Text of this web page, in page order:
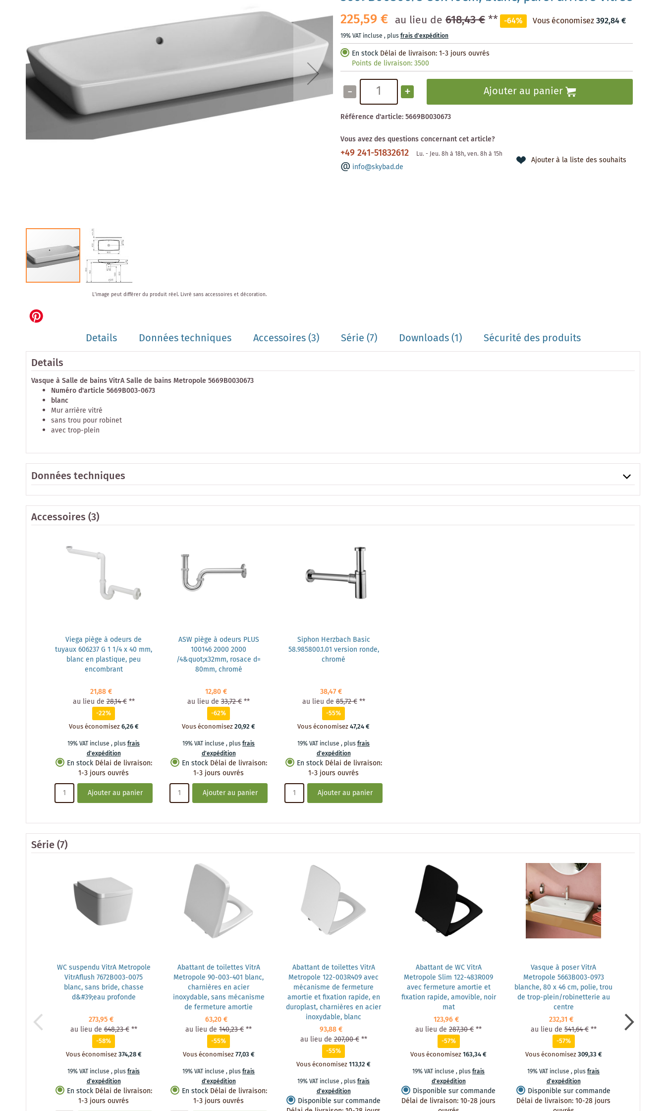
225,59 € au lieu de 618,43 €** -64% Vous économisez392,84 €
19% VAT incluse , plusfrais d'expédition
En stock Délai de livraison: 1-3 jours ouvrés
Points de livraison:3500
- + Ajouter au panier
Référence d'article:5669B0030673
Vous avez des questions concernant cet article?
+49 241-51832612 Lu. - Jeu. 8h à 18h, ven. 8h à 15h
info@skybad.de
Ajouter à la liste des souhaits
the
beginning
gallery
L'image peut différer du produit réel. Livré sans accessoires et décoration.
Details Données techniques Accessoires(3) Série(7) Downloads (1)
Sécurité des produits
Details
Vasque à Salle de bains VitrA Salle de bains Metropole 5669B0030673
Numéro d'article 5669B003-0673
blanc
Mur arrière vitré
sans trou pour robinet
avec trop-plein
Données techniques
Accessoires(3)
Viega piège à odeurs de
tuyaux 606237 G 1 1/4 x 40 mm,
blanc en plastique, peu
encombrant
21,88 €
au lieu de 28,14 € **
-22%
Vous économisez6,26 €
19% VAT incluse , plusfrais
d'expédition
En stock Délai de livraison:
1-3 jours ouvrés
Ajouter au panier
ASW piège à odeurs PLUS
100146 2000 2000
/4&quot;x32mm, rosace d=
80mm, chromé
12,80 €
au lieu de 33,72 €**
-62%
Vous économisez20,92 €
19% VAT incluse , plusfrais
d'expédition
En stock Délai de livraison:
1-3 jours ouvrés
Ajouter au panier
Siphon Herzbach Basic
58.985800.1.01 version ronde,
chromé
38,47 €
au lieu de 85,72 € **
-55%
Vous économisez47,24 €
19% VAT incluse , plusfrais
d'expédition
En stock Délai de livraison:
1-3 jours ouvrés
Ajouter au panier
Série(7)
WC suspendu VitrA Metropole
VitrAflush 7672B003-0075
blanc, sans bride, chasse
d&#39;eau profonde
273,95 €
au lieu de 648,23 € **
-58%
Vous économisez374,28 €
19% VAT incluse , plusfrais
d'expédition
En stock Délai de livraison:
1-3 jours ouvrés
Abattant de toilettes VitrA
Metropole 90-003-401 blanc,
charnières en acier
inoxydable, sans mécanisme
de fermeture amortie
63,20 €
au lieu de 140,23 €**
-55%
Vous économisez77,03 €
19% VAT incluse , plusfrais
d'expédition
En stock Délai de livraison:
1-3 jours ouvrés
Abattant de toilettes VitrA
Metropole 122-003R409 avec
mécanisme de fermeture
amortie et fixation rapide, en
duroplast, charnières en acier
inoxydable, blanc
93,88 €
au lieu de 207,00 € **
-55%
Vous économisez113,12 €
19% VAT incluse , plusfrais
d'expédition
Disponible sur commande
Abattant de WC VitrA
Metropole Slim 122-483R009
avec fermeture amortie et
fixation rapide, amovible, noir
mat
123,96 €
au lieu de 287,30 €**
-57%
Vous économisez163,34 €
19% VAT incluse , plusfrais
d'expédition
Disponible sur commande
Délai de livraison:10-28 jours
Vasque à poser VitrA
Metropole 5663B003-0973
blanche, 80 x 46 cm, polie, trou
de trop-plein/robinetterie au
centre
232,31 €
au lieu de 541,64 € **
-57%
Vous économisez309,33 €
19% VAT incluse , plusfrais
d'expédition
Disponible sur commande
Délai de livraison:10-28 jours